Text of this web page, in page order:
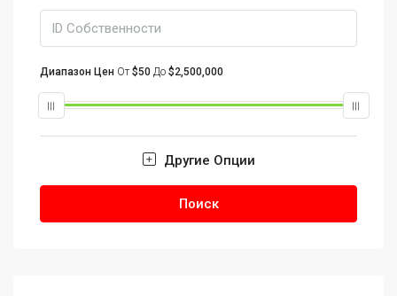
Диапазон Цен От$50 До $2,500,000
Другие Опции
Поиск